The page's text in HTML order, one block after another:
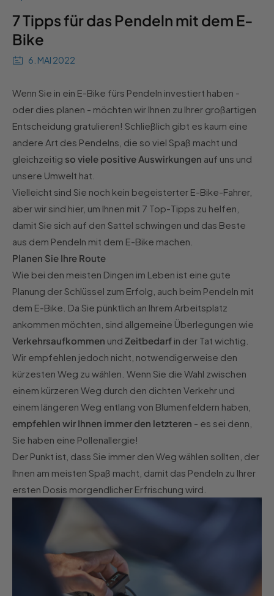
7 Tipps für das Pendeln mit dem E-
Bike
6. MAI 2022
Wenn Sie in ein E-Bike fürs Pendeln investiert haben -
oder dies planen - möchten wir Ihnen zu Ihrer großartigen
Entscheidung gratulieren! Schließlich gibt es kaum eine
andere Art des Pendelns, die so viel Spaß macht und
gleichzeitig so viele positive Auswirkungen auf uns und
unsere Umwelt hat.
Vielleicht sind Sie noch kein begeisterter E-Bike-Fahrer,
aber wir sind hier, um Ihnen mit 7 Top-Tipps zu helfen,
damit Sie sich auf den Sattel schwingen und das Beste
aus dem Pendeln mit dem E-Bike machen.
Planen Sie Ihre Route
Wie bei den meisten Dingen im Leben ist eine gute
Planung der Schlüssel zum Erfolg, auch beim Pendeln mit
dem E-Bike. Da Sie pünktlich an Ihrem Arbeitsplatz
ankommen möchten, sind allgemeine Überlegungen wie
Verkehrsaufkommen und Zeitbedarf in der Tat wichtig.
Wir empfehlen jedoch nicht, notwendigerweise den
kürzesten Weg zu wählen. Wenn Sie die Wahl zwischen
einem kürzeren Weg durch den dichten Verkehr und
einem längeren Weg entlang von Blumenfeldern haben,
empfehlen wir Ihnen immer den letzteren - es sei denn,
Sie haben eine Pollenallergie!
Der Punkt ist, dass Sie immer den Weg wählen sollten, der
Ihnen am meisten Spaß macht, damit das Pendeln zu Ihrer
ersten Dosis morgendlicher Erfrischung wird.